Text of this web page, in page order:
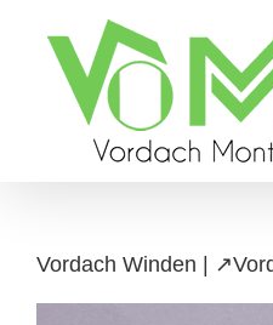
content
Vordach Winden |